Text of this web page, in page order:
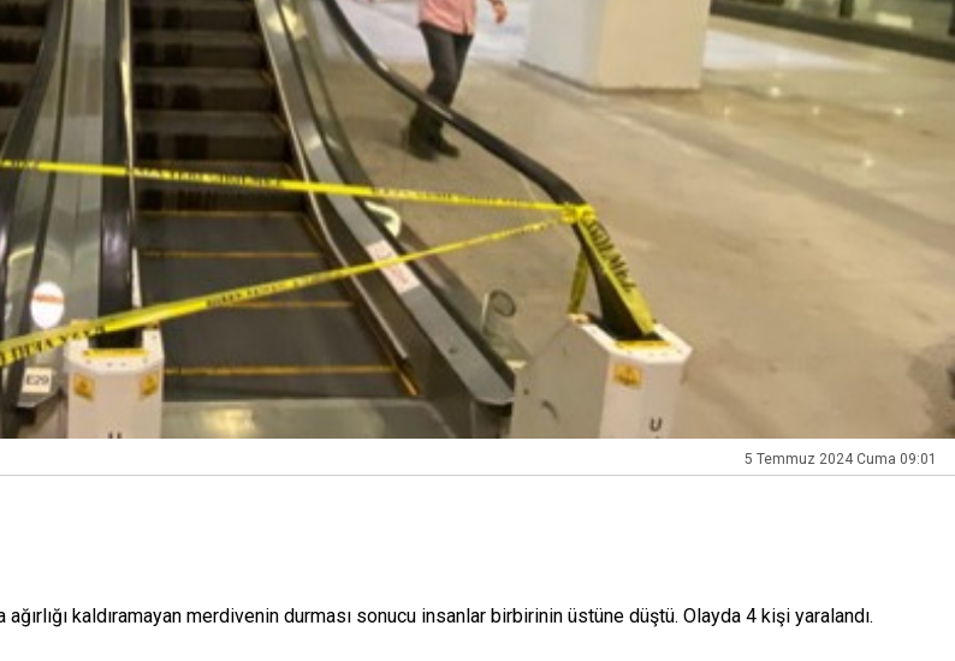
5 Temmuz 2024 Cuma 09:01
kaldıramayan merdivenin durması sonucu insanlar birbirinin üstüne düştü. Olayda 4 kişi yaralandı.